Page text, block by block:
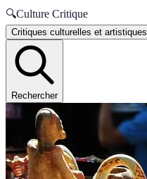
🔍Culture Critique
Critiques culturelles et artistiques
Rechercher